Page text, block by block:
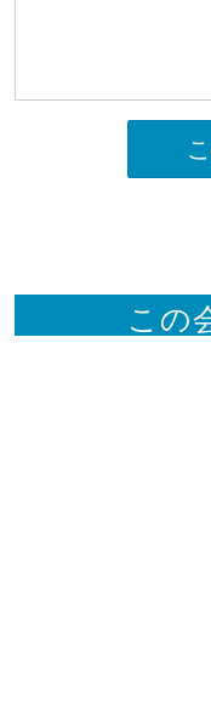
この